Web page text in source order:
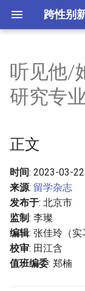
跨性别
n
t
a
l
i
z
i
n
正文
附加信息
听见他/
研究专
正文
时间: 2023-03-
来源: 留学杂志
发布于: 北京市
监制: 李璨
编辑: 张佳玲（实
校审: 田江含
值班编委: 郑楠